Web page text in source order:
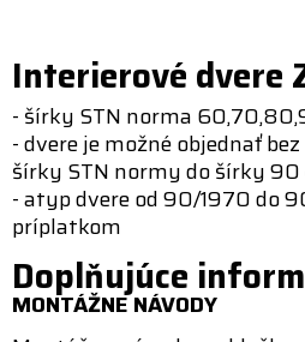
Interierové dvere
- šírky STN norma
- dvere je možné objednať
šírky STN normy do šírky 90
- atyp dvere od 90/1970 do
príplatkom
Doplňujúce
MONTÁŽNE NÁVODY